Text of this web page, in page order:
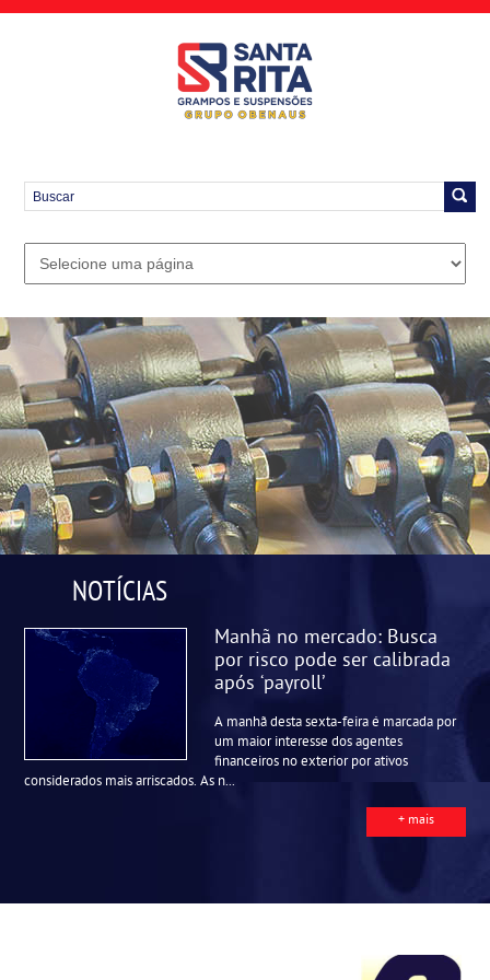
NOTÍCIAS
Manhã no mercado: Busca
por risco pode ser calibrada
após ‘payroll’
A manhã desta sexta-feira é marcada por
um maior interesse dos agentes
financeiros no exterior por ativos
considerados mais arriscados. As n...
+ mais